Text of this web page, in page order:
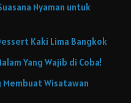
Nyaman untuk
Kaki Lima Bangkok
Yang Wajib di Coba!
Membuat Wisatawan